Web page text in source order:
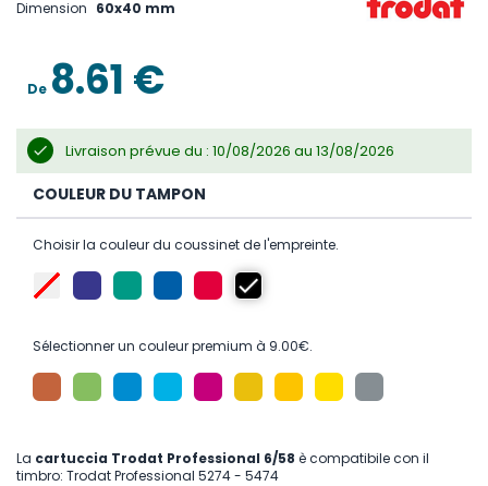
beginning
images
gallery
Dimension 60x40 mm
De 8.61 €
Livraison prévue du : 10/08/2026 au 13/08/2026
COULEUR DU TAMPON
Choisir la couleur du coussinet de l'empreinte.
Sélectionner un couleur premium à 9.00€.
La cartuccia Trodat Professional 6/58 è compatibile con il
timbro: Trodat Professional 5274 - 5474